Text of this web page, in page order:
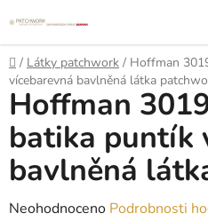
na
obsah
Domů
/ Látky patchwork / Hoffman
vícebarevná bavlněná látka
Hoffman
batika puntík
bavlněná
Průměrné
Neohodnoceno Podrobnosti